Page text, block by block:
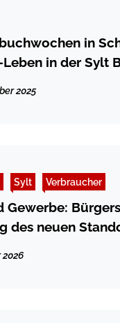
in
in der Sylt
2025
Sylt Verbraucher
Gewerbe:
des neuen